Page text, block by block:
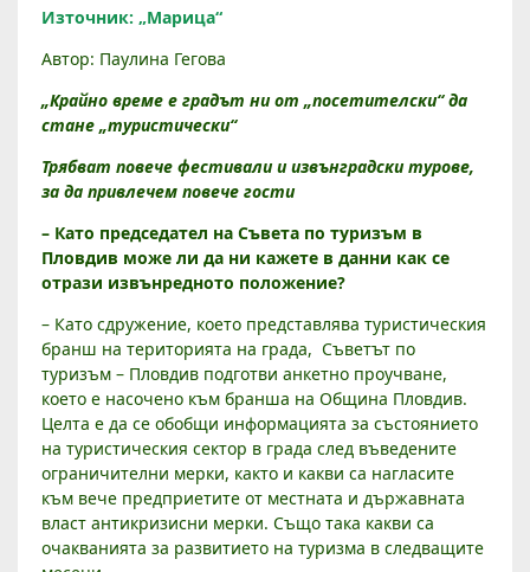
И
Н
Ж
.
Л
Ю
Б
О
З
А
Р
Ф
Р
А
Т
Е
В
:
К
Р
И
Източник: „Марица“
Автор: Паулина Гегова
„Крайно време е градът ни от „посетителски“ да
стане „туристически“
Трябват повече фестивали и извънградски турове,
за да привлечем повече гости
– Като председател на Съвета по туризъм в
Пловдив може ли да ни кажете в данни как се
отрази извънредното положение?
– Като сдружение, което представлява туристическия
бранш на територията на града, Съветът по
туризъм – Пловдив подготви анкетно проучване,
което е насочено към бранша на Община Пловдив.
Целта е да се обобщи информацията за състоянието
на туристическия сектор в града след въведените
ограничителни мерки, както и какви са нагласите
към вече предприетите от местната и държавната
власт антикризисни мерки. Също така какви са
очакванията за развитието на туризма в следващите